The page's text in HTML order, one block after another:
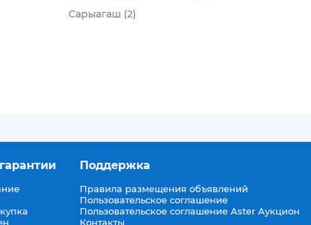
Сарыагаш (2)
Поддержка
Правила размещения объявлений
Пользовательское соглашение
Пользовательское соглашение Aster Аукцион
Контакты